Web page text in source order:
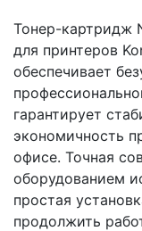
Тонер-картридж
для принтеров
обеспечивает
гарантирует
экономичность
офисе. Точная
оборудованием
простая
продолжить